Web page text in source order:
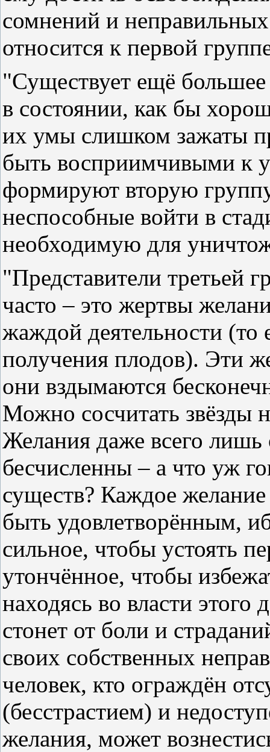
сомнений и
относится к первой
"Существует ещё
в состоянии, как бы
их умы слишком зажаты
быть восприимчивыми к
формируют вторую
неспособные войти в
необходимую для
"Представители третьей
часто – это жертвы
жаждой деятельности (то
получения плодов). Эти
они вздымаются
Можно сосчитать звёзды
Желания даже всего
бесчисленны – а что уж
существ? Каждое
быть удовлетворённым,
сильное, чтобы устоять
утончённое, чтобы
находясь во власти этого
стонет от боли и
своих собственных
человек, кто ограждён
(бесстрастием) и
желания, может